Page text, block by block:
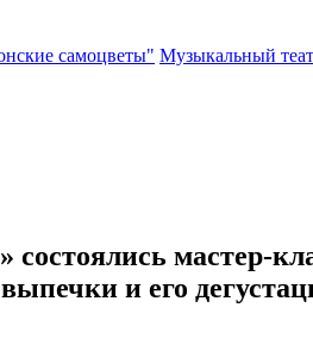
самоцветы" Музыкальный
мастер-
и его